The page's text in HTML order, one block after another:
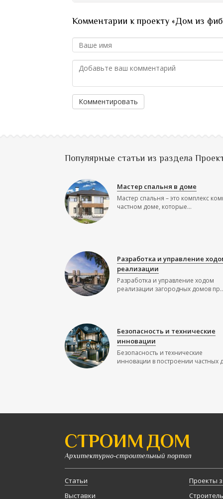
Комментарии к проекту «Дом из
Комментировать
Популярные статьи из раздела
Мастер спальня в доме
Мастер спальня – это комплекс
частном доме, которые...
Разработка и управление
реализации
Разработка и управление ходом
реализации загородных домов
Безопасность и технические
инновации
Безопасность и технические
инновации в построении частных
СТРОИМ ДОМ
Архитектурно-строительный портал
Статьи
Выставки
Проекты